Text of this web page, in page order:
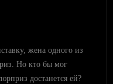
жена одного из
Но кто бы мог
достанется ей?